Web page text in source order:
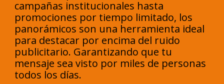
campañas institucionales hasta
promociones por tiempo limitado, los
panorámicos son una herramienta ideal
para destacar por encima del ruido
publicitario. Garantizando que tu
mensaje sea visto por miles de personas
todos los días.